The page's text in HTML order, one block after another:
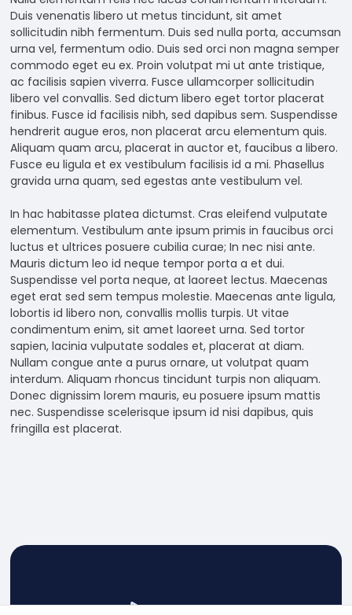
Duis venenatis libero ut metus tincidunt, sit amet
sollicitudin nibh fermentum. Duis sed nulla porta, accumsan
urna vel, fermentum odio. Duis sed orci non magna semper
commodo eget eu ex. Proin volutpat mi ut ante tristique,
ac facilisis sapien viverra. Fusce ullamcorper sollicitudin
libero vel convallis. Sed dictum libero eget tortor placerat
finibus. Fusce id facilisis nibh, sed dapibus sem. Suspendisse
hendrerit augue eros, non placerat arcu elementum quis.
Aliquam quam arcu, placerat in auctor et, faucibus a libero.
Fusce eu ligula et ex vestibulum facilisis id a mi. Phasellus
gravida urna quam, sed egestas ante vestibulum vel.
In hac habitasse platea dictumst. Cras eleifend vulputate
elementum. Vestibulum ante ipsum primis in faucibus orci
luctus et ultrices posuere cubilia curae; In nec nisi ante.
Mauris dictum leo id neque tempor porta a et dui.
Suspendisse vel porta neque, at laoreet lectus. Maecenas
eget erat sed sem tempus molestie. Maecenas ante ligula,
lobortis id libero non, convallis mollis turpis. Ut vitae
condimentum enim, sit amet laoreet urna. Sed tortor
sapien, lacinia vulputate sodales et, placerat at diam.
Nullam congue ante a purus ornare, ut volutpat quam
interdum. Aliquam rhoncus tincidunt turpis non aliquam.
Donec dignissim lorem mauris, eu posuere ipsum mattis
nec. Suspendisse scelerisque ipsum id nisi dapibus, quis
fringilla est placerat.
optional.
They are
needed
for the
website to
function.
Statistics
In order for
us to
the
website's
functionality
structure,
based on
how the
website is
used.
Experience
In order for
these
will